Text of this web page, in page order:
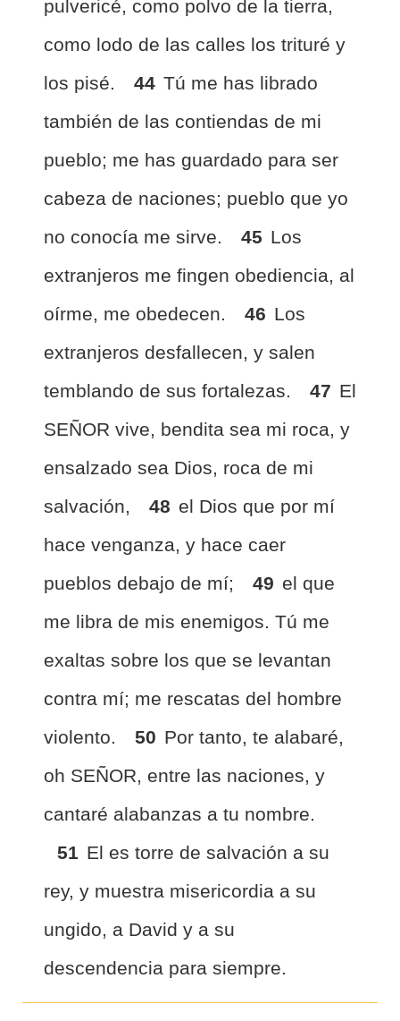
pulvericé, como polvo de la tierra,
como lodo de las calles los trituré y
los pisé.
44 Tú me has librado
también de las contiendas de mi
pueblo; me has guardado para ser
cabeza de naciones; pueblo que yo
no conocía me sirve.
45 Los
extranjeros me fingen obediencia, al
oírme, me obedecen.
46 Los
extranjeros desfallecen, y salen
temblando de sus fortalezas.
47 El
SEÑOR vive, bendita sea mi roca, y
ensalzado sea Dios, roca de mi
salvación,
48 el Dios que por mí
hace venganza, y hace caer
pueblos debajo de mí;
49 el que
me libra de mis enemigos. Tú me
exaltas sobre los que se levantan
contra mí; me rescatas del hombre
violento.
50 Por tanto, te alabaré,
oh SEÑOR, entre las naciones, y
cantaré alabanzas a tu nombre.
51 El es torre de salvación a su
rey, y muestra misericordia a su
ungido, a David y a su
descendencia para siempre.